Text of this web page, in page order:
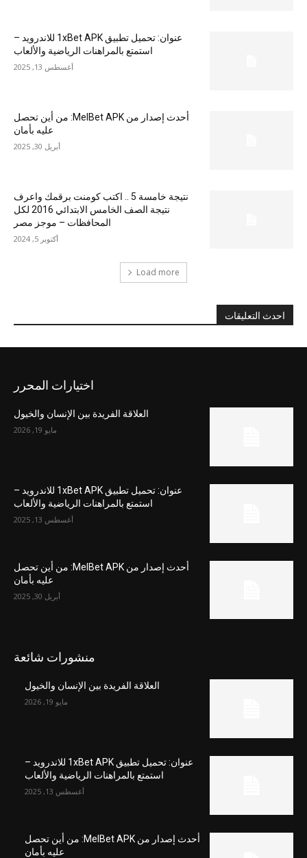
عنوان: تحميل تطبيق 1xBet APK للاندرويد –
استمتع بالمراهنات الرياضية والألعاب
أغسطس 13, 2025
أحدث إصدار من MelBet APK: من أين تحصل
عليه بأمان
أبريل 30, 2025
نتيجة خامسة 5 .. اكتب كومنت برقمك واعرف
نتيجة الصف الخامس الابتدائي 2016 لكل
المحافظات – موجز مصر
أكتوبر 5, 2024
Load more
احدث التعليقات
اختيارات المحرر
العلاقة الفريدة بين الإنسان والخيول
مايو 19, 2026
عنوان: تحميل تطبيق 1xBet APK للاندرويد –
استمتع بالمراهنات الرياضية والألعاب
أغسطس 13, 2025
أحدث إصدار من MelBet APK: من أين تحصل
عليه بأمان
أبريل 30, 2025
منشورات شائعة
العلاقة الفريدة بين الإنسان والخيول
مايو 19, 2026
عنوان: تحميل تطبيق 1xBet APK للاندرويد –
استمتع بالمراهنات الرياضية والألعاب
أغسطس 13, 2025
أحدث إصدار من MelBet APK: من أين تحصل
عليه بأمان